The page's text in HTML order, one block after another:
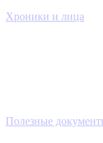
Хроники и лица
Полезные